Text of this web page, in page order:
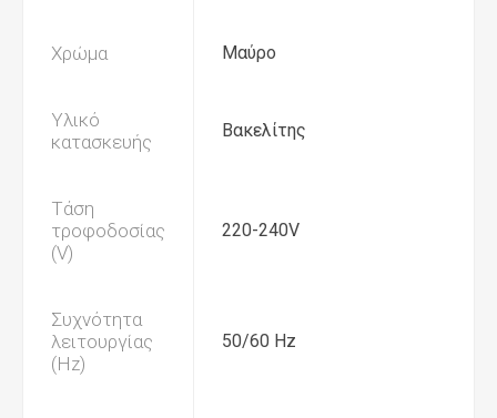
Χρώμα Μαύρο
Υλικό
κατασκευής
Βακελίτης
Τάση
τροφοδοσίας
(V)
220-240V
Συχνότητα
λειτουργίας
(Hz)
50/60 Hz